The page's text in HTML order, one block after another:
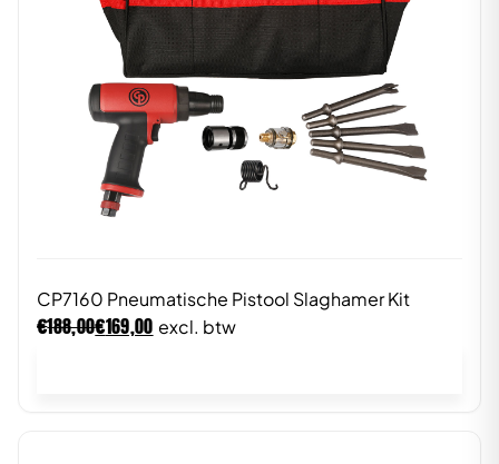
CP7160 Pneumatische Pistool Slaghamer Kit
€188,00€169,00 excl. btw